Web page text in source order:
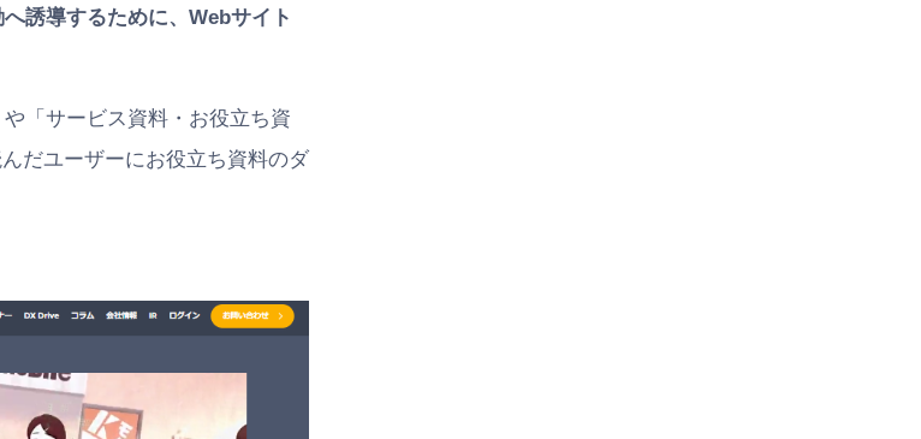
誘導するために、Webサイト
「サービス資料・お役立ち資
だユーザーにお役立ち資料のダ